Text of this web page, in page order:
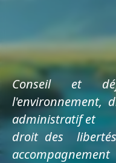
Conseil et
l'environnement,
administratif et
droit des